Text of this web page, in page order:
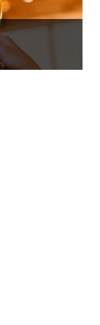
Du
å få